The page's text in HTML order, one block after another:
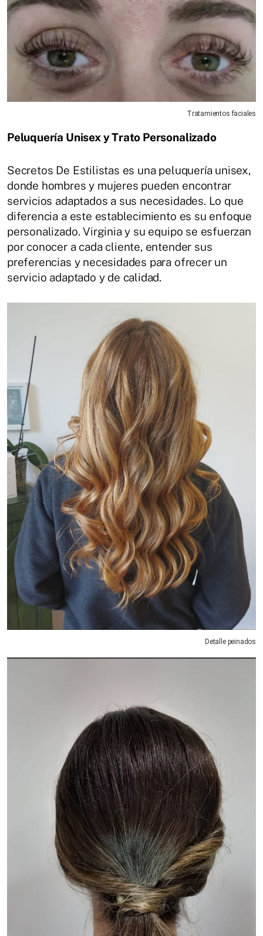
Tratamientos faciales
Peluquería Unisex y Trato Personalizado
Secretos De Estilistas es una peluquería unisex,
donde hombres y mujeres pueden encontrar
servicios adaptados a sus necesidades. Lo que
diferencia a este establecimiento es su enfoque
personalizado. Virginia y su equipo se esfuerzan
por conocer a cada cliente, entender sus
preferencias y necesidades para ofrecer un
servicio adaptado y de calidad.
Detalle peinados